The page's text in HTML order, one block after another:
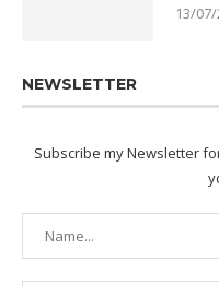
13/
NEWSLETTER
Subscribe my Newsletter